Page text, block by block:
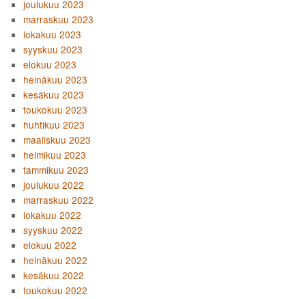
joulukuu 2023
marraskuu 2023
lokakuu 2023
syyskuu 2023
elokuu 2023
heinäkuu 2023
kesäkuu 2023
toukokuu 2023
huhtikuu 2023
maaliskuu 2023
helmikuu 2023
tammikuu 2023
joulukuu 2022
marraskuu 2022
lokakuu 2022
syyskuu 2022
elokuu 2022
heinäkuu 2022
kesäkuu 2022
toukokuu 2022